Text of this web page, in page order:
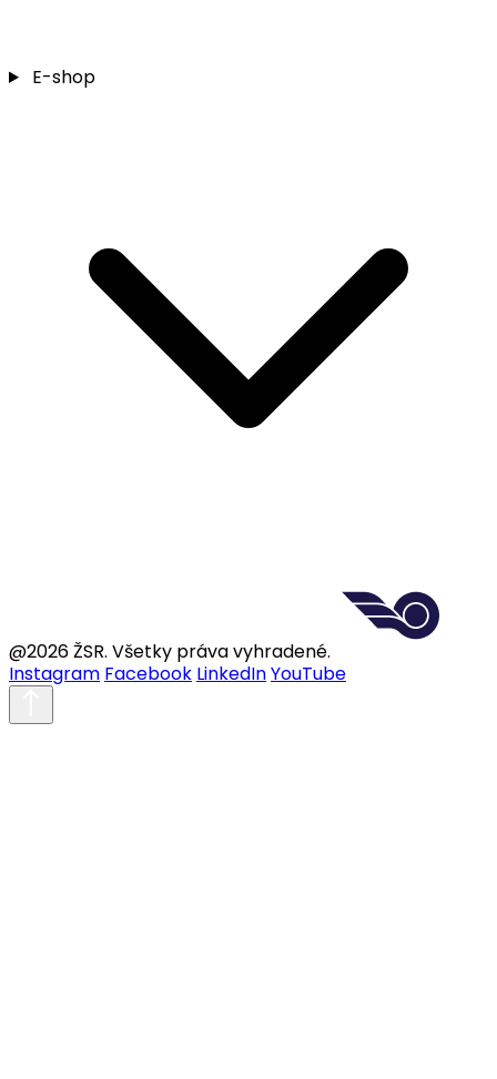
E-shop
@2026 ŽSR. Všetky práva vyhradené.
Instagram Facebook LinkedInYouTube